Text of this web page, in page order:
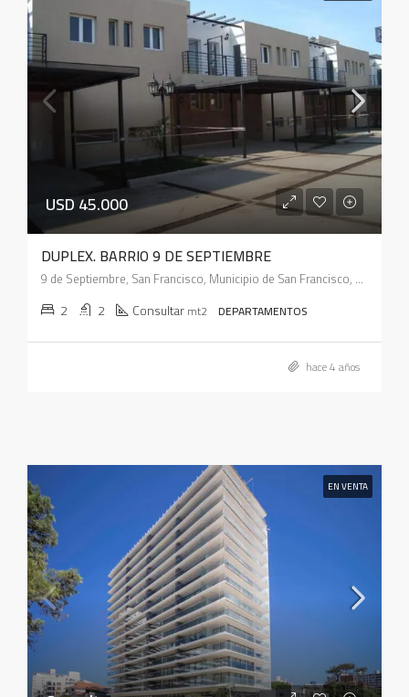
USD 45.000
DUPLEX. BARRIO 9 DE SEPTIEMBRE
9 de Septiembre, San Francisco, Municipio de San Francisco, Pedanía Juárez Celman, Departamento San Justo, Córdoba, X2400, Argentina
2 2 Consultarmt2 DEPARTAMENTOS
hace 4 años
EN VENTA